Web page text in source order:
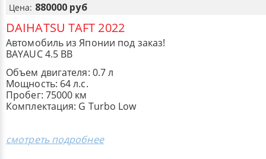
Цена: 880000 руб
DAIHATSU TAFT 2022
Автомобиль из Японии под заказ!
BAYAUC 4.5 BB
Объем двигателя: 0.7 л
Мощность: 64 л.с.
Пробег: 75000 км
Комплектация: G Turbo Low
смотреть подробнее